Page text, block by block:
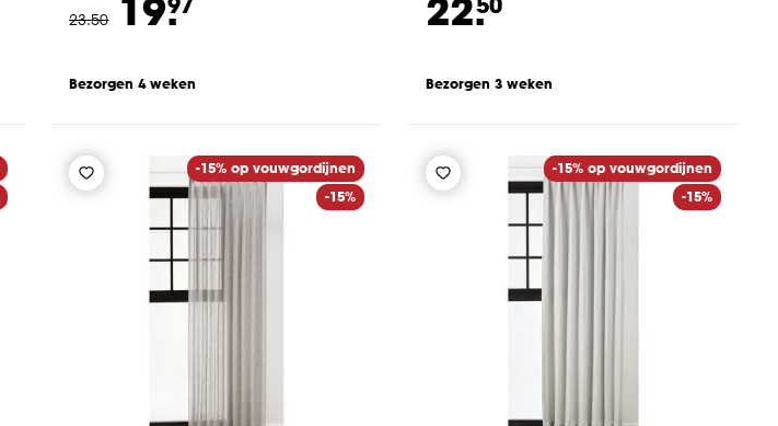
23.50
Bezorgen 4 weken Bezorgen 3 weken
-15% op vouwgordijnen
-15%
-15% op vouwgordijnen
-15%